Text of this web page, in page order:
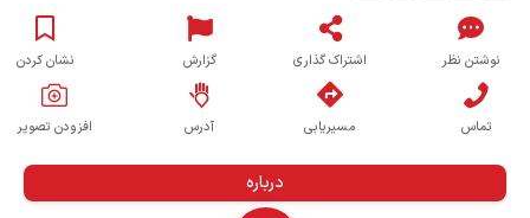
نوشتن نظر اشتراک گذاری گزارش نشان کردن
تماس مسیریابی آدرس افزودن تصویر
درباره